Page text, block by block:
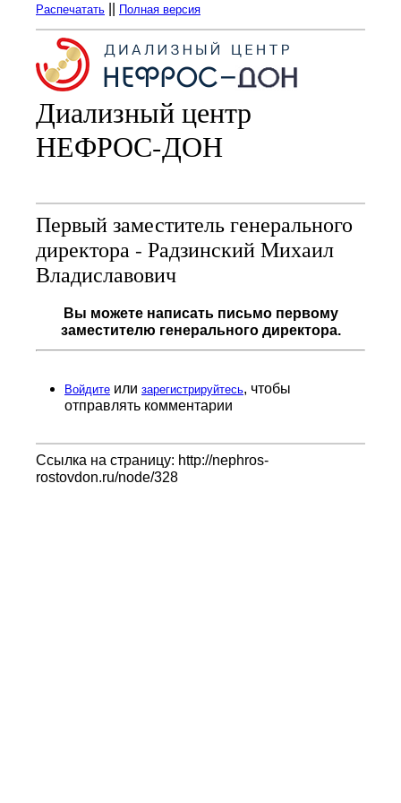
Распечатать Полная версия
Диализный центр
НЕФРОС-ДОН
Первый заместитель генерального
директора - Радзинский Михаил
Владиславович
Вы можете написать письмо первому
заместителю генерального директора.
Войдите или зарегистрируйтесь, чтобы
отправлять комментарии
Ссылка на страницу: http://nephros-
rostovdon.ru/node/328